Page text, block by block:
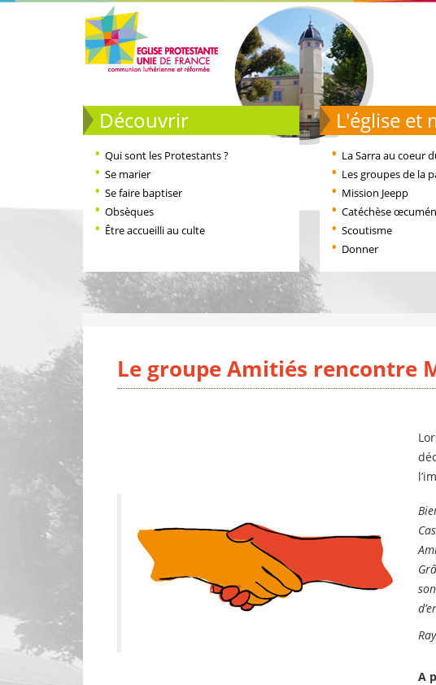
Découvrir
Qui sont les Protestants ?
Se marier
Se faire baptiser
Obsèques
Être accueilli au culte
L'église et
La Sarra au coeur
Les groupes de la
Mission Jeepp
Catéchèse
Scoutisme
Donner
Le groupe Amitiés rencontre
A